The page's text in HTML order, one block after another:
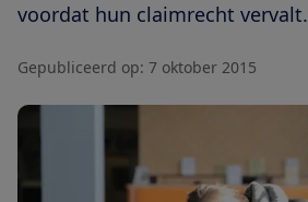
voordat hun claimrecht vervalt.
Gepubliceerd op: 7 oktober 2015